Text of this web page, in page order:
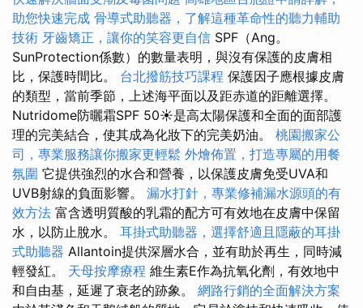
助您快速完成 骨導式助聽器，了解這種革命性的聽力輔助
技術 牙齒矯正，讓你的笑容更自信 SPF（Ang。
SunProtection係數）的數量表明，與沒有保護的皮膚相
比，保護時間比。 台北撥筋技巧課程 保護因子應根據皮膚
的類型，當前季節，上述海平面以及距赤道的距離選擇。
Nutridome防曬霜SPF 50☀️是高太陽保護和全面的面部護
理的完美結合，使其成為化妝下的完美奶油。 桃園搬家公
司，專業服務讓你搬家更輕鬆 外燴佈置，打造專屬的用餐
氛圍 它提供強烈的水合和營養，以保護皮膚免受UVA和
UVB射線的負面影響。 漏水打針，專業修補漏水源頭的有
效方法 富含透明質酸的乳霜的配方可有效地在皮膚中保留
水，以防止脫水。 耳掛式助聽器，選擇舒適且隱蔽的耳掛
式助聽器 Allantoin提供深層水合，並有助於再生，同時減
輕發紅。 天母按摩療程 維生素E作為抗氧化劑，有效地中
和自由基，延遲了衰老的跡象。 網路行銷的全面解決方案